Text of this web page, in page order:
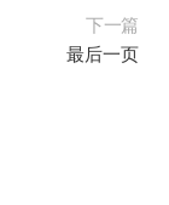
下一篇
最后一页